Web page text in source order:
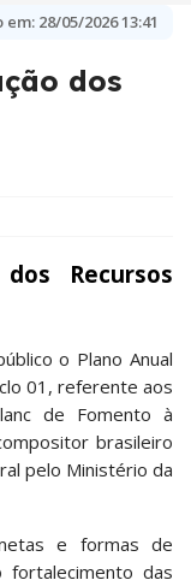
em: 28/05/2026 13:41
dos
Recursos
o Plano Anual
01, referente aos
de Fomento à
brasileiro
pelo Ministério da
e formas de
fortalecimento das